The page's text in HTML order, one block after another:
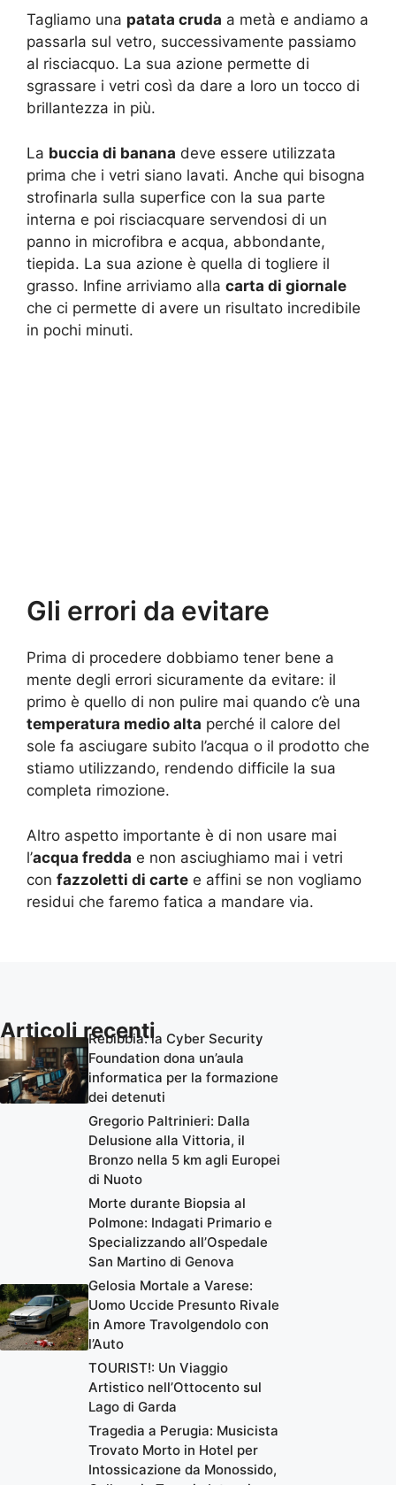
Tagliamo una patata cruda a metà e andiamo a
passarla sul vetro, successivamente passiamo
al risciacquo. La sua azione permette di
sgrassare i vetri così da dare a loro un tocco di
brillantezza in più.
La buccia di banana deve essere utilizzata
prima che i vetri siano lavati. Anche qui bisogna
strofinarla sulla superfice con la sua parte
interna e poi risciacquare servendosi di un
panno in microfibra e acqua, abbondante,
tiepida. La sua azione è quella di togliere il
grasso. Infine arriviamo alla carta di giornale
che ci permette di avere un risultato incredibile
in pochi minuti.
Gli errori da evitare
Prima di procedere dobbiamo tener bene a
mente degli errori sicuramente da evitare: il
primo è quello di non pulire mai quando c’è una
temperatura medio alta perché il calore del
sole fa asciugare subito l’acqua o il prodotto che
stiamo utilizzando, rendendo difficile la sua
completa rimozione.
Altro aspetto importante è di non usare mai
l’acqua fredda e non asciughiamo mai i vetri
con fazzoletti di carte e affini se non vogliamo
residui che faremo fatica a mandare via.
Articoli recentiRebibbia: la Cyber Security
Foundation dona un’aula
informatica per la formazione
dei detenuti
Gregorio Paltrinieri: Dalla
Delusione alla Vittoria, il
Bronzo nella 5 km agli Europei
di Nuoto
Morte durante Biopsia al
Polmone: Indagati Primario e
Specializzando all’Ospedale
San Martino di Genova
Gelosia Mortale a Varese:
Uomo Uccide Presunto Rivale
in Amore Travolgendolo con
l’Auto
TOURIST!: Un Viaggio
Artistico nell’Ottocento sul
Lago di Garda
Tragedia a Perugia: Musicista
Trovato Morto in Hotel per
Intossicazione da Monossido,